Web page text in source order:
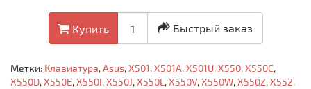
Купить Быстрый заказ
Метки: Клавиатура,Asus,X501,X501A,X501U,X550,X550C,
X550D,X550E,X550I,X550J,X550L ,X550V,X550W,X550Z,X552,